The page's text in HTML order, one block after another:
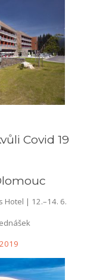
Covid 19
Hotel | 12.–14. 6.